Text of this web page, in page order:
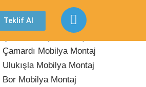
Teklif Al
Çamardı Mobilya Montaj
Ulukışla Mobilya Montaj
Bor Mobilya Montaj